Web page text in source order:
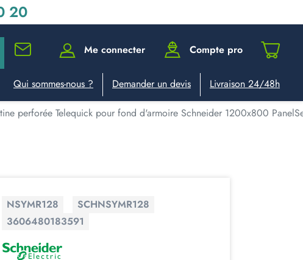
20
Me connecter Compte pro
Qui sommes-nous ? Demander un devis Livraison 24/48h
perforée Telequick pour fond d'armoire Schneider 1200x800
NSYMR128
SCHNSYMR128
3606480183591